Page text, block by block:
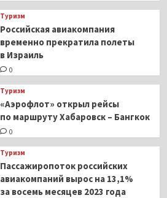
Туризм
Российская авиакомпания
временно прекратила полеты
в Израиль
0
Туризм
«Аэрофлот» открыл рейсы
по маршруту Хабаровск – Бангкок
0
Туризм
Пассажиропоток российских
авиакомпаний вырос на 13,1%
за восемь месяцев 2023 года